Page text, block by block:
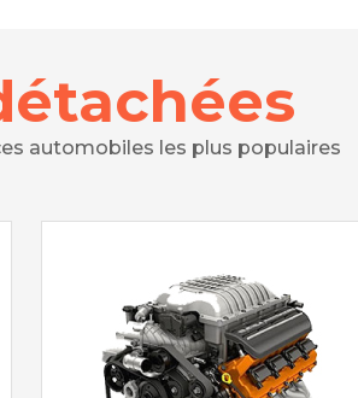
automobiles les plus populaires